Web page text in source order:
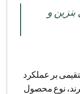
و
بر عملکرد
نوع محصول